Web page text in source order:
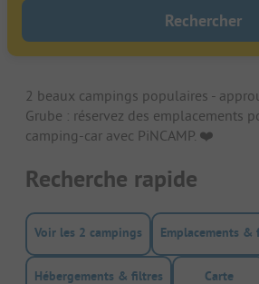
Rechercher
2 beaux campings populaires -
Grube : réservez des emplacements
camping-car avec PiNCAMP. ❤️️
Recherche rapide
Voir les 2 campings Emplacements &
Hébergements & filtres Carte